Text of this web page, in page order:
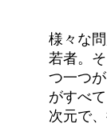
様々な
若者。
つ一つ
がすべ
次元で